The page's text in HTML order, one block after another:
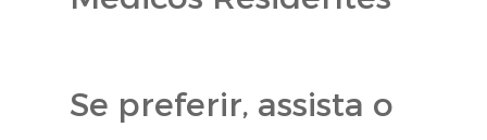
Se preferir, assista o